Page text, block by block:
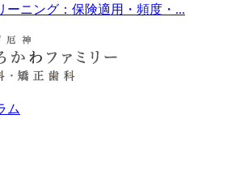
ーニング：保険適用・頻度・...